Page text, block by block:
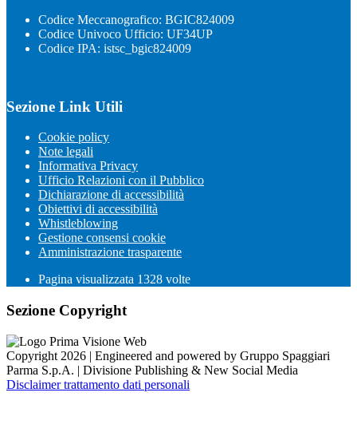
Codice Meccanografico: BGIC824009
Codice Univoco Ufficio: UF34UP
Codice IPA: istsc_bgic824009
Sezione Link Utili
Cookie policy
Note legali
Informativa Privacy
Ufficio Relazioni con il Pubblico
Dichiarazione di accessibilità
Obiettivi di accessibilità
Whistleblowing
Gestione consensi cookie
Amministrazione trasparente
Pagina visualizzata 1328 volte
Sezione Copyright
Copyright 2026 | Engineered and powered by Gruppo Spaggiari
Parma S.p.A. | Divisione Publishing & New Social Media
Disclaimer trattamento dati personali